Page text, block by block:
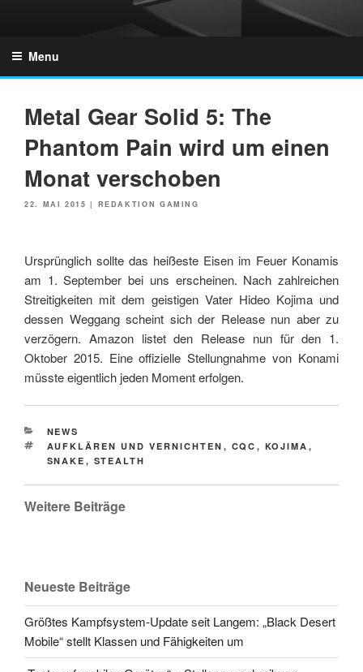
Menu
Metal Gear Solid 5: The
Phantom Pain wird um einen
Monat verschoben
POSTED
22. MAI 2015 | REDAKTION GAMING
Ursprünglich sollte das heißeste Eisen im Feuer Konamis
am 1. September bei uns erscheinen. Nach zahlreichen
Streitigkeiten mit dem geistigen Vater Hideo Kojima und
dessen Weggang scheint sich der Release nun aber zu
verzögern. Amazon listet den Release nun für den 1.
Oktober 2015. Eine offizielle Stellungnahme von Konami
müsste eigentlich jeden Moment erfolgen.
CATEGORIES
NEWS
TAGS
AUFKLÄREN UND VERNICHTEN , CQC , KOJIMA ,
SNAKE , STEALTH
Weitere Beiträge
Neueste Beiträge
Größtes Kampfsystem-Update seit Langem: „Black Desert
Mobile“ stellt Klassen und Fähigkeiten um